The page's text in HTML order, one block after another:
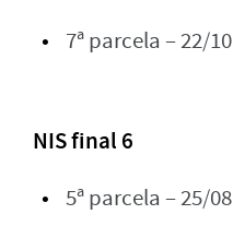
7ª parcela – 22/10
NIS final 6
5ª parcela – 25/08